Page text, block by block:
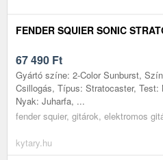
FENDER SQUIER SONIC
67 490 Ft
Gyártó színe: 2-Color Sunburst,
Csillogás, Típus: Stratocaster, Test:
Nyak: Juharfa, ...
fender squier, gitárok, elektromos
kytary.hu